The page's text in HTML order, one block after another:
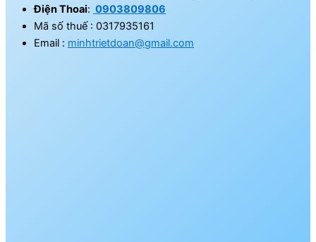
Điện Thoai: 0903809806
Mã số thuế : 0317935161
Email : minhtrietdoan@gmail.com